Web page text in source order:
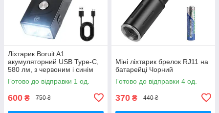
Ліхтарик Boruit A1
акумуляторний USB Type-C,
580 лм, з червоним і синім
сигнальним світлом, брелок
Готово до відправки 1 од.
600 ₴ 750 ₴
Міні ліхтарик брелок RJ11 на
батарейці Чорний
Готово до відправки 4 од.
370 ₴ 440 ₴